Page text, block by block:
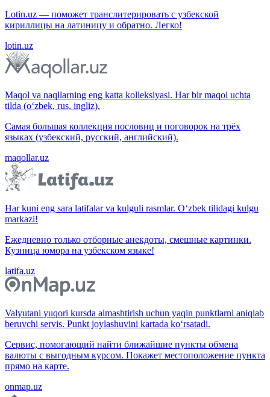
Lotin.uz — поможет транслитерировать с узбекской
кириллицы на латиницу и обратно. Легко!
lotin.uz
Maqol va naqllarning eng katta kolleksiyasi. Har bir maqol uchta
tilda (o‘zbek, rus, ingliz).
Самая большая коллекция пословиц и поговорок на трёх
языках (узбекский, русский, английский).
maqollar.uz
Har kuni eng sara latifalar va kulguli rasmlar. O‘zbek tilidagi kulgu
markazi!
Ежедневно только отборные анекдоты, смешные картинки.
Кузница юмора на узбекском языке!
latifa.uz
Valyutani yuqori kursda almashtirish uchun yaqin punktlarni aniqlab
beruvchi servis. Punkt joylashuvini kartada ko‘rsatadi.
Сервис, помогающий найти ближайшие пункты обмена
валюты с выгодным курсом. Покажет местоположение пункта
прямо на карте.
onmap.uz